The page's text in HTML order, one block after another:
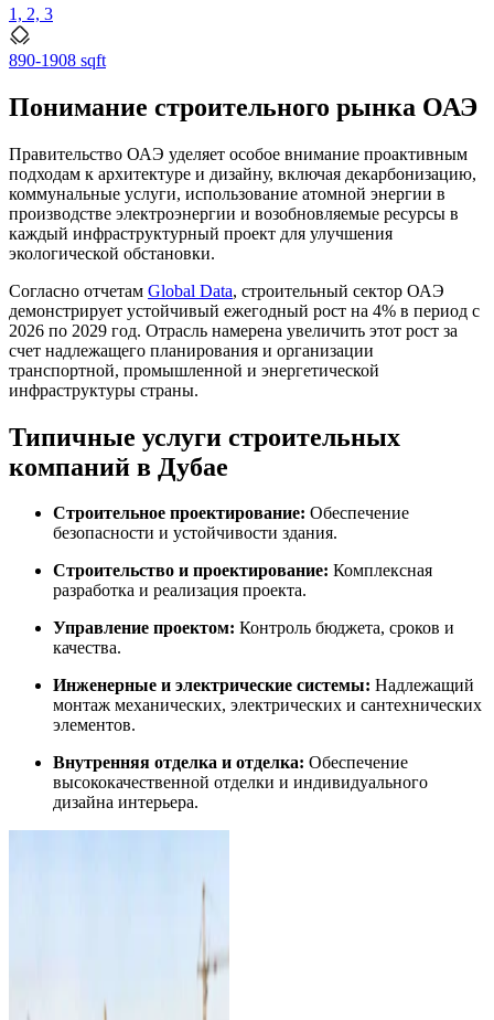
1, 2, 3
890-1908 sqft
Понимание строительного рынка ОАЭ
Правительство ОАЭ уделяет особое внимание проактивным
подходам к архитектуре и дизайну, включая декарбонизацию,
коммунальные услуги, использование атомной энергии в
производстве электроэнергии и возобновляемые ресурсы в
каждый инфраструктурный проект для улучшения
экологической обстановки.
Согласно отчетам Global Data, строительный сектор ОАЭ
демонстрирует устойчивый ежегодный рост на 4% в период с
2026 по 2029 год. Отрасль намерена увеличить этот рост за
счет надлежащего планирования и организации
транспортной, промышленной и энергетической
инфраструктуры страны.
Типичные услуги строительных
компаний в Дубае
Строительное проектирование: Обеспечение
безопасности и устойчивости здания.
Строительство и проектирование: Комплексная
разработка и реализация проекта.
Управление проектом: Контроль бюджета, сроков и
качества.
Инженерные и электрические системы: Надлежащий
монтаж механических, электрических и сантехнических
элементов.
Внутренняя отделка и отделка: Обеспечение
высококачественной отделки и индивидуального
дизайна интерьера.